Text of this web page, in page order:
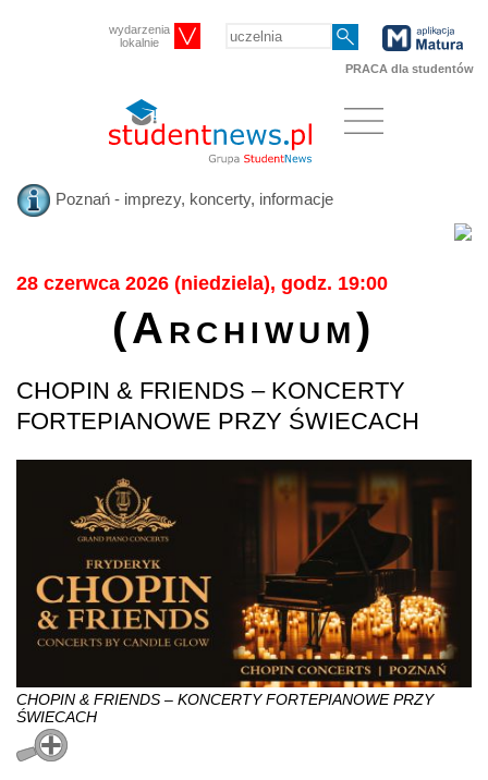
wydarzenia
lokalnie
PRACA dla studentów
Poznań - imprezy, koncerty, informacje
28 czerwca 2026 (niedziela), godz. 19:00
(Archiwum)
CHOPIN & FRIENDS – KONCERTY
FORTEPIANOWE PRZY ŚWIECACH
CHOPIN & FRIENDS – KONCERTY FORTEPIANOWE PRZY
ŚWIECACH